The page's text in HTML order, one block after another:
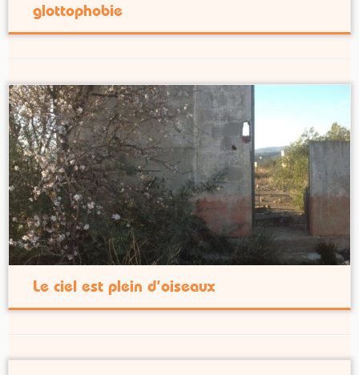
glottophobie
Le ciel est plein d’oiseaux